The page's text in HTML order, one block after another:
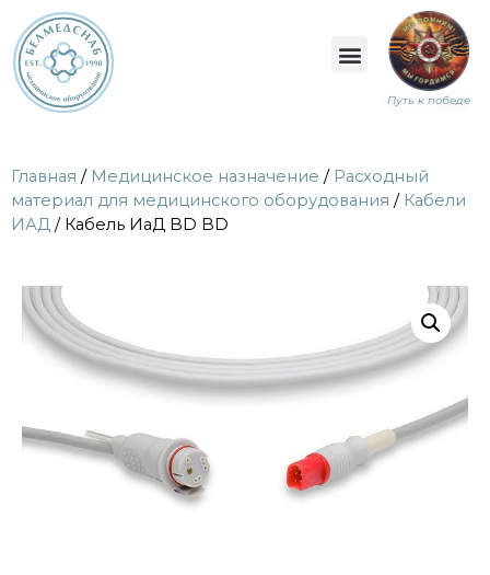
Путь к победе
Главная / Медицинское назначение / Расходный
материал для медицинского оборудования / Кабели
ИАД / Кабель ИаД BD BD